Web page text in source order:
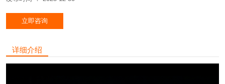
立即咨询
详细介绍